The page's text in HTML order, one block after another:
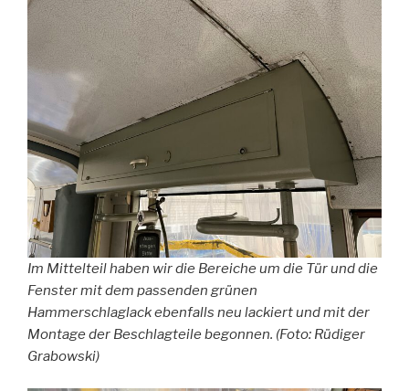
Im Mittelteil haben wir die Bereiche um die Tür und die
Fenster mit dem passenden grünen
Hammerschlaglack ebenfalls neu lackiert und mit der
Montage der Beschlagteile begonnen. (Foto: Rüdiger
Grabowski)